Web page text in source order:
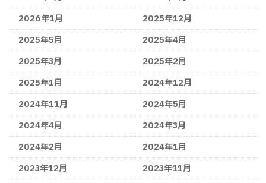
2026年1月
2025年12月
2025年5月
2025年4月
2025年3月
2025年2月
2025年1月
2024年12月
2024年11月
2024年5月
2024年4月
2024年3月
2024年2月
2024年1月
2023年12月
2023年11月